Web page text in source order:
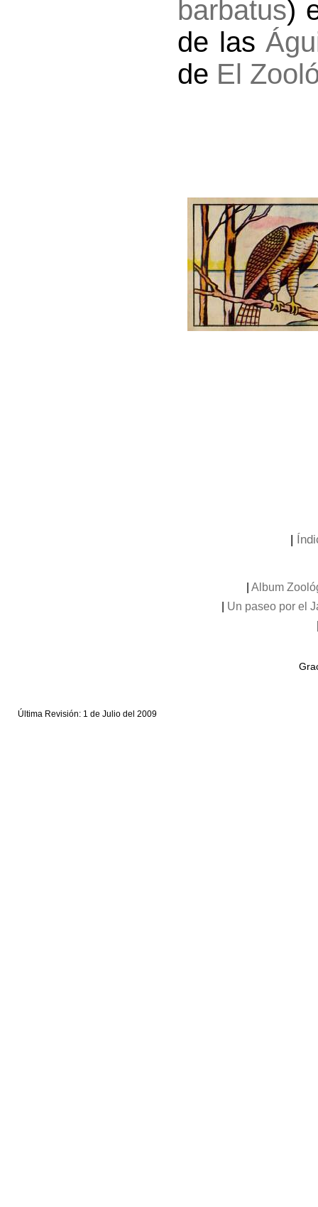
barbatus)
de las
de El
|
Album
Un paseo por el
Última Revisión: 1 de Julio del 2009